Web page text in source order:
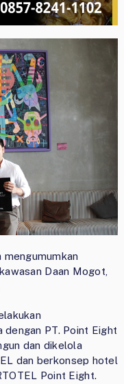
Daan Mogot,
dengan PT. Point Eight
dan dikelola
dan berkonsep hotel
Point Eight.